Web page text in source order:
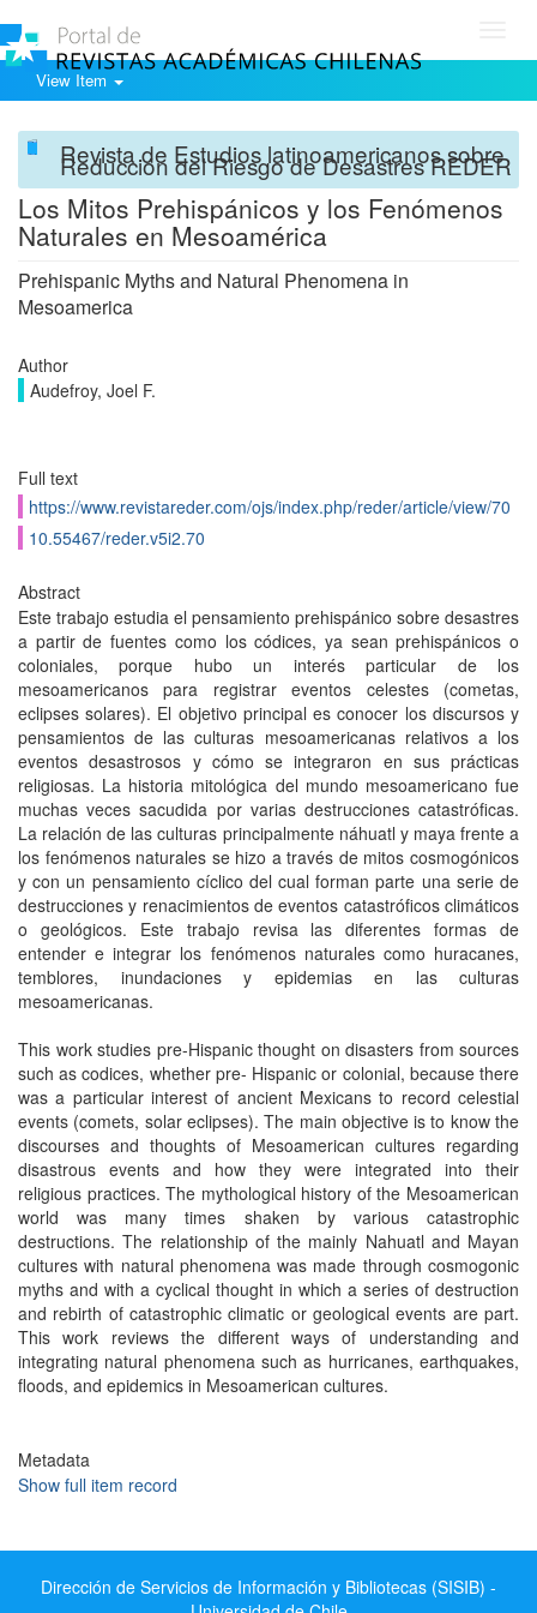
View Item
Revista de Estudios latinoamericanos sobre
Reducción del Riesgo de Desastres REDER
Los Mitos Prehispánicos y los Fenómenos
Naturales en Mesoamérica
Prehispanic Myths and Natural Phenomena in
Mesoamerica
Author
Audefroy, Joel F.
Full text
https://www.revistareder.com/ojs/index.php/reder/article/view/70
10.55467/reder.v5i2.70
Abstract
Este trabajo estudia el pensamiento prehispánico sobre desastres
a partir de fuentes como los códices, ya sean prehispánicos o
coloniales, porque hubo un interés particular de los
mesoamericanos para registrar eventos celestes (cometas,
eclipses solares). El objetivo principal es conocer los discursos y
pensamientos de las culturas mesoamericanas relativos a los
eventos desastrosos y cómo se integraron en sus prácticas
religiosas. La historia mitológica del mundo mesoamericano fue
muchas veces sacudida por varias destrucciones catastróficas.
La relación de las culturas principalmente náhuatl y maya frente a
los fenómenos naturales se hizo a través de mitos cosmogónicos
y con un pensamiento cíclico del cual forman parte una serie de
destrucciones y renacimientos de eventos catastróficos climáticos
o geológicos. Este trabajo revisa las diferentes formas de
entender e integrar los fenómenos naturales como huracanes,
temblores, inundaciones y epidemias en las culturas
mesoamericanas.
This work studies pre-Hispanic thought on disasters from sources
such as codices, whether pre- Hispanic or colonial, because there
was a particular interest of ancient Mexicans to record celestial
events (comets, solar eclipses). The main objective is to know the
discourses and thoughts of Mesoamerican cultures regarding
disastrous events and how they were integrated into their
religious practices. The mythological history of the Mesoamerican
world was many times shaken by various catastrophic
destructions. The relationship of the mainly Nahuatl and Mayan
cultures with natural phenomena was made through cosmogonic
myths and with a cyclical thought in which a series of destruction
and rebirth of catastrophic climatic or geological events are part.
This work reviews the different ways of understanding and
integrating natural phenomena such as hurricanes, earthquakes,
floods, and epidemics in Mesoamerican cultures.
Metadata
Show full item record
Dirección de Servicios de Información y Bibliotecas (SISIB) -